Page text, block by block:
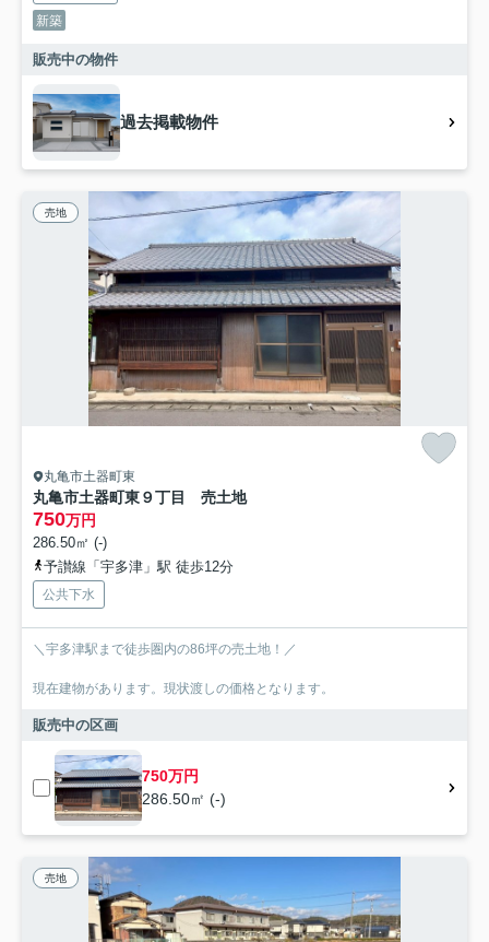
新築
販売中の物件
過去掲載物件
売地
丸亀市土器町東
丸亀市土器町東９丁目 売土地
750万円
286.50㎡ (-)
予讃線「宇多津」駅 徒歩12分
公共下水
＼宇多津駅まで徒歩圏内の86坪の売土地！／
現在建物があります。現状渡しの価格となります。
販売中の区画
750万円
286.50㎡ (-)
売地